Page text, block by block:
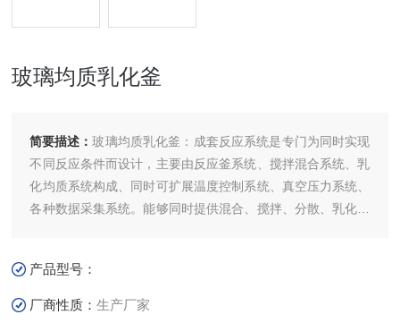
玻璃均质乳化釜
简要描述：玻璃均质乳化釜：成套反应系统是专门为同时实现
不同反应条件而设计，主要由反应釜系统、搅拌混合系统、乳
化均质系统构成、同时可扩展温度控制系统、真空压力系统、
各种数据采集系统。能够同时提供混合、搅拌、分散、乳化、
产品型号：
厂商性质：生产厂家